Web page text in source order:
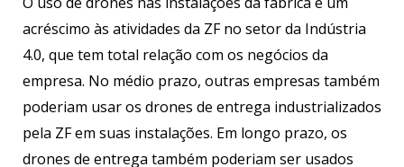
acréscimo às atividades da ZF no setor da Indústria
4.0, que tem total relação com os negócios da
empresa. No médio prazo, outras empresas também
poderiam usar os drones de entrega industrializados
pela ZF em suas instalações. Em longo prazo, os
drones de entrega também poderiam ser usados